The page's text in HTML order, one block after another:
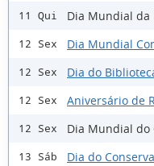
11 Qui Dia Mundial da
12 Sex Dia Mundial
12 Sex Dia do
12 Sex Aniversário de
12 Sex Dia Mundial do
13 Sáb Dia do